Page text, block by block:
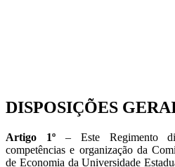
DISPOSIÇÕES
Artigo 1º– Este Regimento
competências e organização da
de Economia da Universidade